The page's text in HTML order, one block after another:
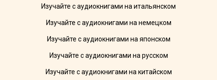
Изучайте с аудиокнигами на итальянском
Изучайте с аудиокнигами на немецком
Изучайте с аудиокнигами на японском
Изучайте с аудиокнигами на русском
Изучайте с аудиокнигами на китайском